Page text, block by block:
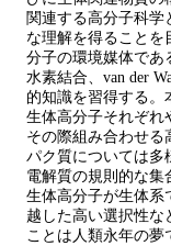
関連する高分子科学
な理解を得ることを
分子の環境媒体であ
水素結合、van der
的知識を習得する。
生体高分子それぞれ
その際組み合わせる
パク質については多
電解質の規則的な集
生体高分子が生体系
越した高い選択性な
ことは人類永年の夢